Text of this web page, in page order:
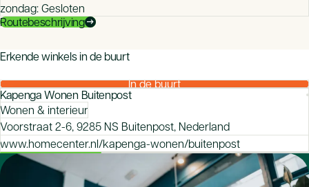
zondag: Gesloten
Routebeschrijvingarrow_right_alt
mood
Erkende winkels in de buurt
In de buurt
Kapenga Wonen Buitenpost
Wonen & interieur
Voorstraat 2-6, 9285 NS Buitenpost, Nederland
www.homecenter.nl/kapenga-wonen/buitenpost